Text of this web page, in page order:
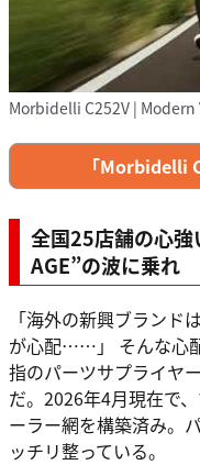
Morbidelli C252V | Modern
「Morbidelli
全国25店舗の心強
AGE”の波に乗れ
「海外の新興ブランド
が心配……」 そんな心
指のパーツサプライヤ
だ。2026年4月現在で
ーラー網を構築済み。
ッチリ整っている。